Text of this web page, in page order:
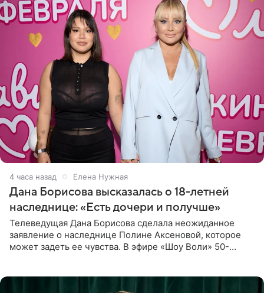
4 часа назад Елена Нужная
Дана Борисова высказалась о 18-летней
наследнице: «Есть дочери и получше»
Телеведущая Дана Борисова сделала неожиданное
заявление о наследнице Полине Аксеновой, которое
может задеть ее чувства. В эфире «Шоу Воли» 50-